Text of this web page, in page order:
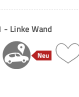
- Linke Wand